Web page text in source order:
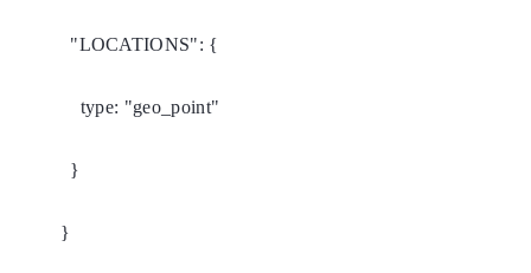
"LOCATIONS": {
type: "geo_point"
}
}